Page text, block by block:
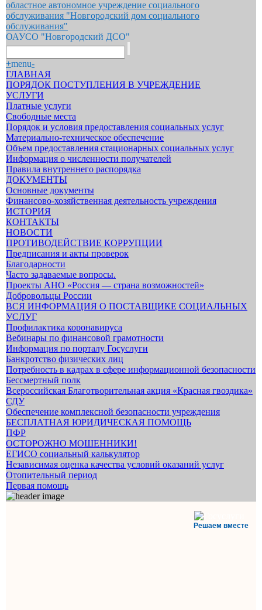
областное автономное учреждение социального
обслуживания "Новгородский дом социального
обслуживания"
ОАУСО "Новгородский ДСО"
+menu-
ГЛАВНАЯ
ПОРЯДОК ПОСТУПЛЕНИЯ В УЧРЕЖДЕНИЕ
УСЛУГИ
Платные услуги
Свободные места
Порядок и условия предоставления социальных услуг
Материально-техническое обеспечение
Объем предоставления стационарных социальных услуг
Информация о численности получателей
Правила внутреннего распорядка
ДОКУМЕНТЫ
Основные документы
Финансово-хозяйственная деятельность учреждения
ИСТОРИЯ
КОНТАКТЫ
НОВОСТИ
ПРОТИВОДЕЙСТВИЕ КОРРУПЦИИ
Предписания и акты проверок
Благодарности
Часто задаваемые вопросы.
Проекты АНО «Россия — страна возможностей»
Добровольцы России
ВСЯ ИНФОРМАЦИЯ О ПОСТАВЩИКЕ СОЦИАЛЬНЫХ
УСЛУГ
Профилактика коронавируса
Вебинары по финансовой грамотности
Информация по порталу Госуслуги
Банкротство физических лиц
Потребность в кадрах в сфере информационной безопасности
Бессмертный полк
Всероссийская Благотворительная акция «Красная гвоздика»
СДУ
Обеспечение комплексной безопасности учреждения
БЕСПЛАТНАЯ ЮРИДИЧЕСКАЯ ПОМОЩЬ
ПФР
ОСТОРОЖНО МОШЕННИКИ!
ЕГИСО социальный калькулятор
Независимая оценка качества условий оказаний услуг
Отопительный период
Первая помощь
Решаем вместе